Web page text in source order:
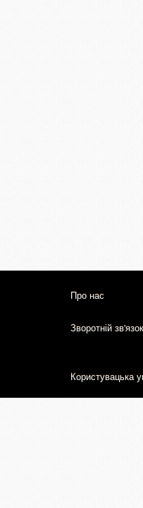
Про нас
Зворотній зв'язок
Користувацька